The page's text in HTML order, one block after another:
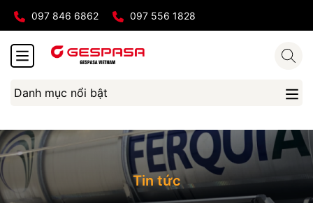
097 846 6862 097 556 1828
Danh mục nổi bật
Tin tức